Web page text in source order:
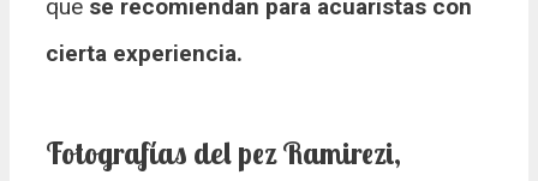
que se recomiendan para acuaristas con
cierta experiencia.
Fotografías del pez Ramirezi,